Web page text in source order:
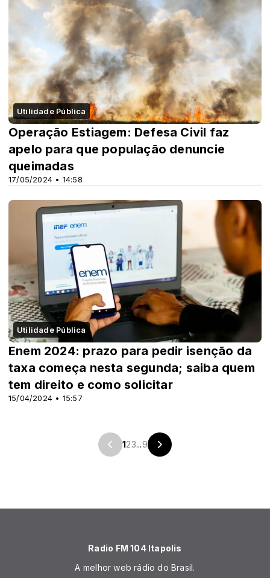
Utilidade Pública
17/05/2024 • 14:58
Operação Estiagem: Defesa Civil faz
apelo para que população denuncie
queimadas
Utilidade Pública
15/04/2024 • 15:57
Enem 2024: prazo para pedir isenção da
taxa começa nesta segunda; saiba quem
tem direito e como solicitar
123...9
Radio FM 104 Itapolis
A melhor web rádio do Brasil.